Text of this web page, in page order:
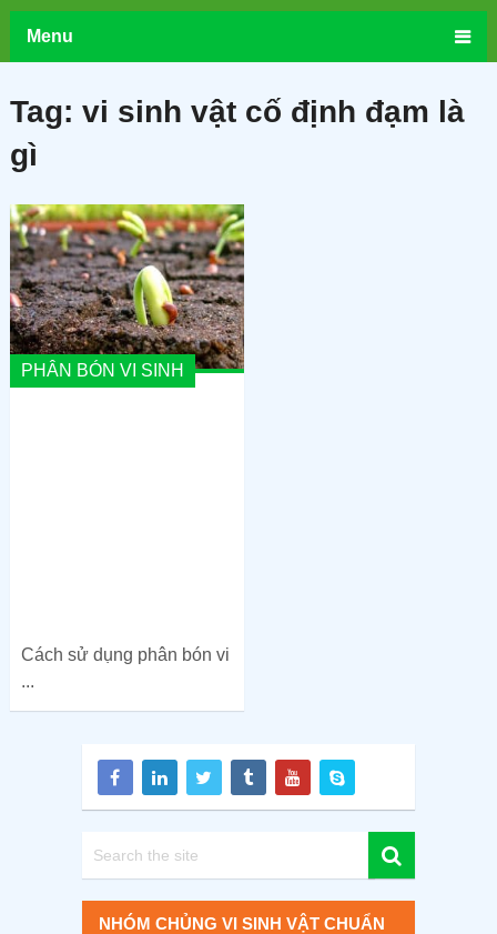
Menu
Tag: vi sinh vật cố định đạm là
gì
PHÂN BÓN VI SINH
Cách sử dụng phân bón vi
...
NHÓM CHỦNG VI SINH VẬT CHUẨN